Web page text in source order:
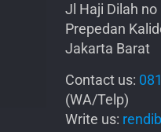
Jl Haji Dilah no
Prepedan
Jakarta Barat
Contact us:
(WA/Telp)
Write us: